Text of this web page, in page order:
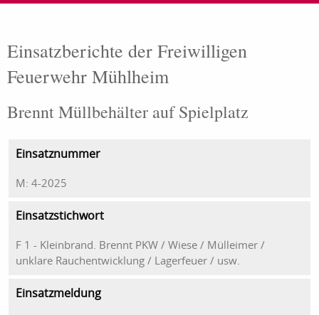
Einsatzberichte der Freiwilligen
Feuerwehr Mühlheim
Brennt Müllbehälter auf Spielplatz
Einsatznummer
M: 4-2025
Einsatzstichwort
F 1 - Kleinbrand. Brennt PKW / Wiese / Mülleimer /
unklare Rauchentwicklung / Lagerfeuer / usw.
Einsatzmeldung